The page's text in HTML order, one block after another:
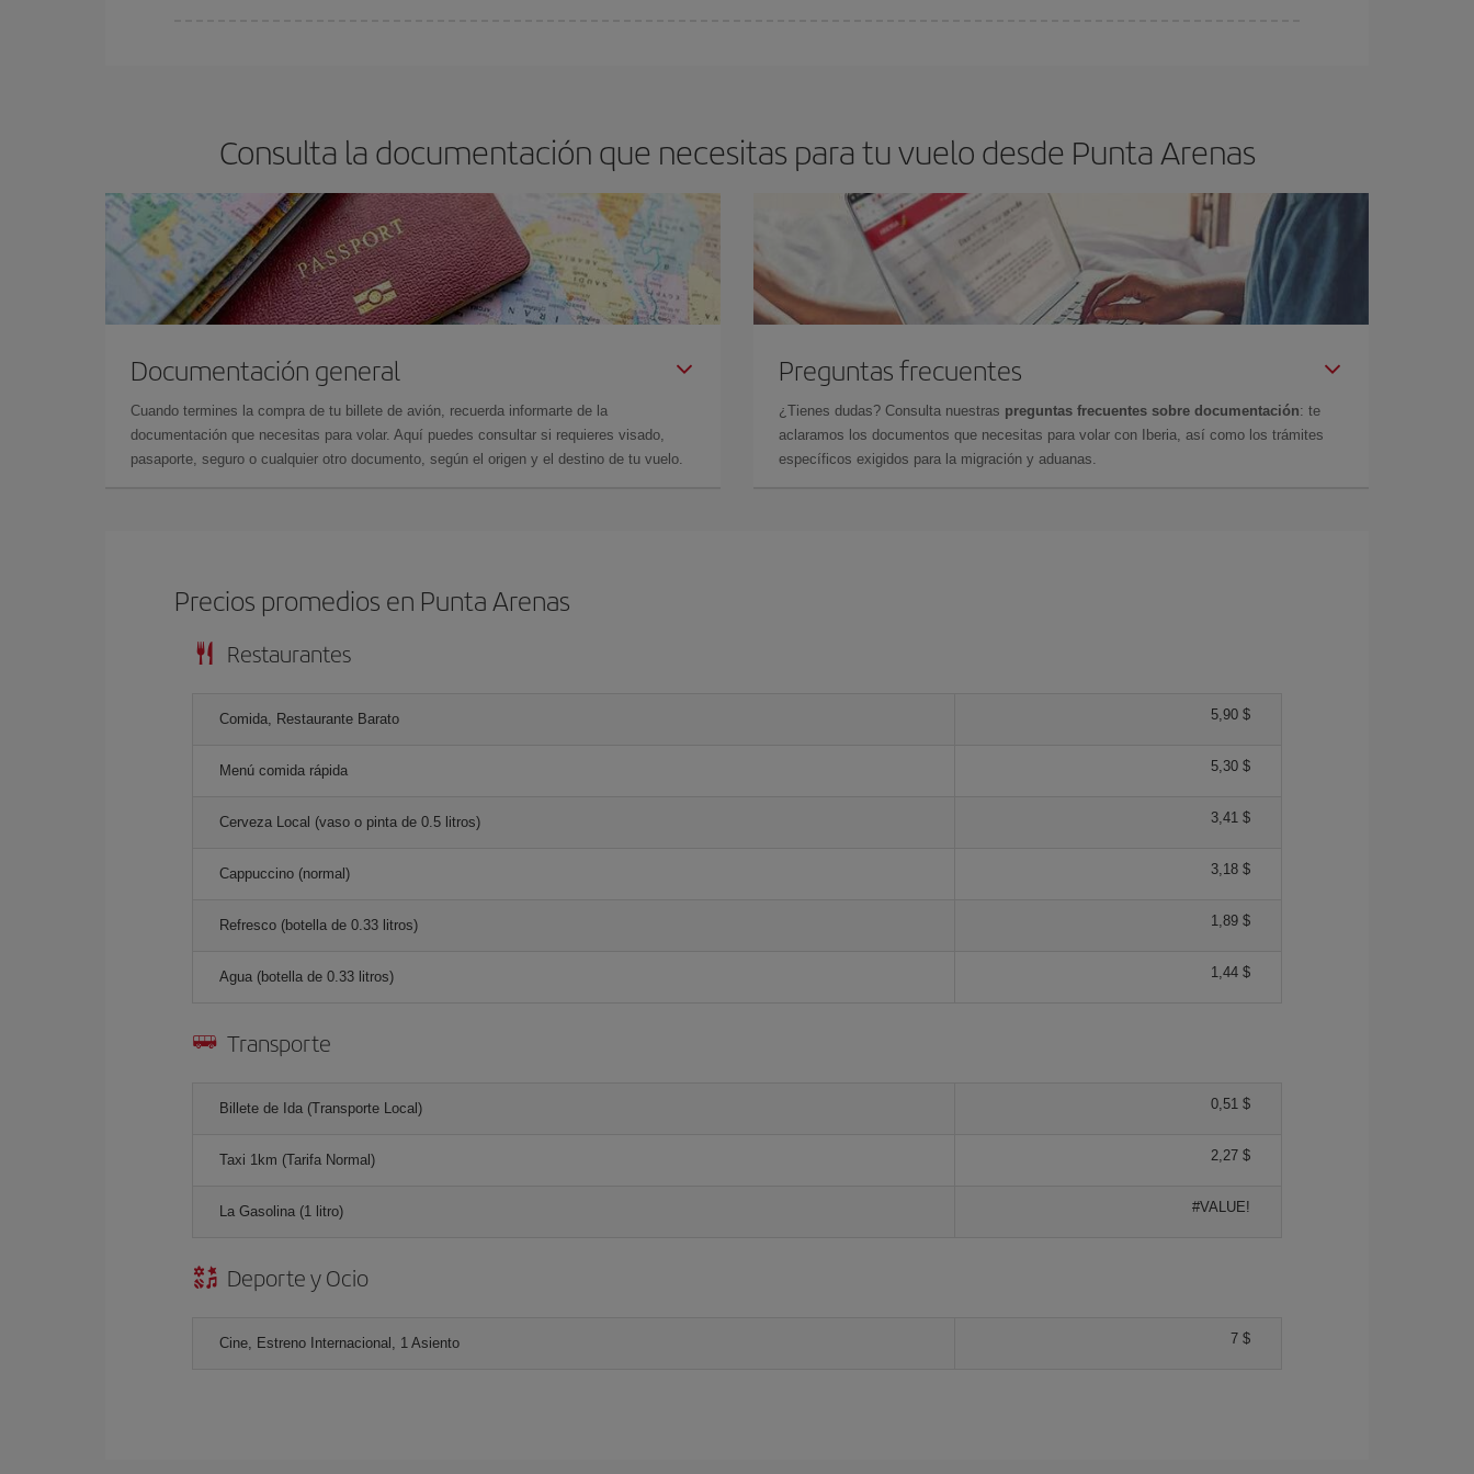
Consulta la documentación que necesitas para tu vuelo desde Punta Arenas
Documentación general
Cuando termines la compra de tu billete de avión, recuerda informarte de la
documentación que necesitas para volar. Aquí puedes consultar si requieres visado,
pasaporte, seguro o cualquier otro documento, según el origen y el destino de tu vuelo.
Preguntas frecuentes
¿Tienes dudas? Consulta nuestras preguntas frecuentes sobre documentación: te
aclaramos los documentos que necesitas para volar con Iberia, así como los trámites
específicos exigidos para la migración y aduanas.
Precios promedios en Punta Arenas
Restaurantes
Comida, Restaurante Barato 5,90 $
Menú comida rápida 5,30 $
Cerveza Local (vaso o pinta de 0.5 litros) 3,41 $
Cappuccino (normal) 3,18 $
Refresco (botella de 0.33 litros) 1,89 $
Agua (botella de 0.33 litros) 1,44 $
Transporte
Billete de Ida (Transporte Local) 0,51 $
Taxi 1km (Tarifa Normal) 2,27 $
La Gasolina (1 litro) #VALUE!
Deporte y Ocio
Cine, Estreno Internacional, 1 Asiento 7 $